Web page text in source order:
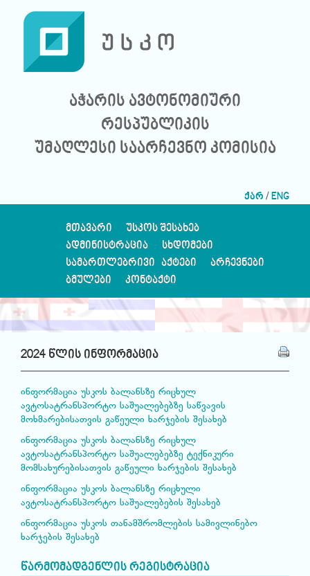
აჭარის ავტონომიური
რესპუბლიკის
უმაღლესი საარჩევნო კომისია
ქარ /ENG
ᲛᲗᲐᲕᲐᲠᲘ
ᲣᲡᲙᲝᲡ ᲨᲔᲡᲐᲮᲔᲑ
ᲐᲓᲛᲘᲜᲘᲡᲢᲠᲐᲪᲘᲐ
ᲡᲮᲓᲝᲛᲔᲑᲘ
ᲡᲐᲛᲐᲠᲗᲚᲔᲑᲠᲘᲕᲘ ᲐᲥᲢᲔᲑᲘ
ᲐᲠᲩᲔᲕᲜᲔᲑᲘ
ᲑᲛᲣᲚᲔᲑᲘ
ᲙᲝᲜᲢᲐᲥᲢᲘ
2024 წლის ინფორმაცია
ინფორმაცია უსკოს ბალანსზე რიცხულ
ავტოსატრანსპორტო საშუალებებზე საწვავის
მოხმარებისათვის გაწეული ხარჯების შესახებ
ინფორმაცია უსკოს ბალანსზე რიცხულ
ავტოსატრანსპორტო საშუალებებზე ტექნიკური
მომსახურებისათვის გაწეული ხარჯების შესახებ
ინფორმაცია უსკოს ბალანსზე რიცხული
ავტოსატრანსპორტო საშუალებების შესახებ
ინფორმაცია უსკოს თანამშრომლების სამივლინებო
ხარჯების შესახებ
წარმომადგენლის რეგისტრაცია